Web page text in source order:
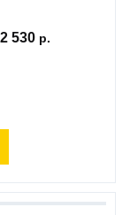
2 530